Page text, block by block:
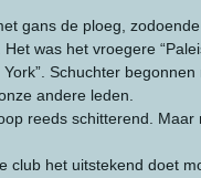
gans de ploeg,
was het vroegere
Schuchter
andere leden.
reeds schitterend.
club het uitstekend doet